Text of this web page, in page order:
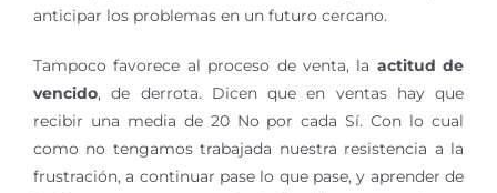
anticipar los problemas en un futuro cercano.
Tampoco favorece al proceso de venta, la actitud de
vencido, de derrota. Dicen que en ventas hay que
recibir una media de 20 No por cada Sí. Con lo cual
como no tengamos trabajada nuestra resistencia a la
frustración, a continuar pase lo que pase, y aprender de